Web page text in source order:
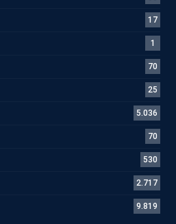
17
1
70
25
5.036
70
530
2.717
9.819